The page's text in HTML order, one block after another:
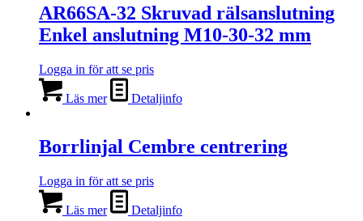
AR66SA-32 Skruvad rälsanslutning
Enkel anslutning M10-30-32 mm
Logga in för att se pris
Läs mer Detaljinfo
Borrlinjal Cembre centrering
Logga in för att se pris
Läs mer Detaljinfo